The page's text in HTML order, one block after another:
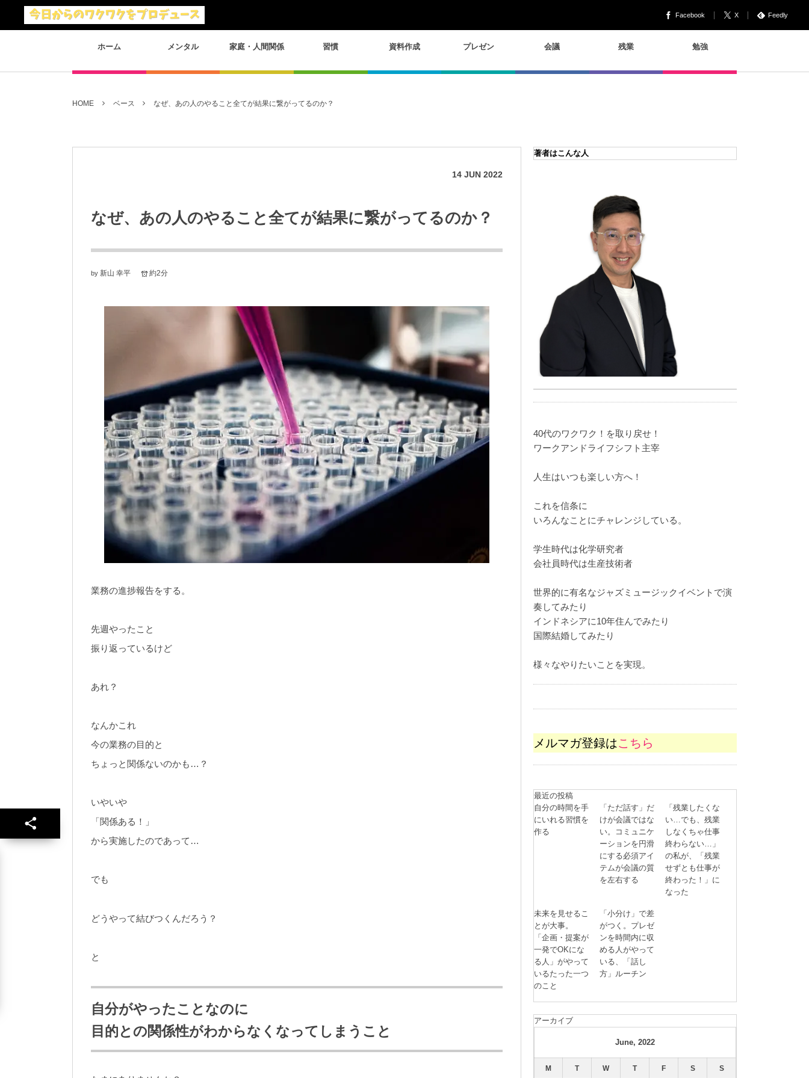
Facebook X Feedly
ホーム メンタル 家庭・人間関係 習慣 資料作成 プレゼン 会議 残業 勉強
HOME ベース なぜ、あの人のやること全てが結果に繋がってるのか？
14 JUN 2022
なぜ、あの人のやること全てが結果に繋がってるのか？
by 新山 幸平 約2分
業務の進捗報告をする。
先週やったこと
振り返っているけど
あれ？
なんかこれ
今の業務の目的と
ちょっと関係ないのかも…？
いやいや
「関係ある！」
から実施したのであって…
でも
どうやって結びつくんだろう？
と
自分がやったことなのに
目的との関係性がわからなくなってしまうこと
著者はこんな人
40代のワクワク！を取り戻せ！
ワークアンドライフシフト主宰
人生はいつも楽しい方へ！
これを信条に
いろんなことにチャレンジしている。
学生時代は化学研究者
会社員時代は生産技術者
世界的に有名なジャズミュージックイベントで演
奏してみたり
インドネシアに10年住んでみたり
国際結婚してみたり
様々なやりたいことを実現。
メルマガ登録はこちら
最近の投稿
自分の時間を手
にいれる習慣を
作る
「ただ話す」だ
けが会議ではな
い。コミュニケ
ーションを円滑
にする必須アイ
テムが会議の質
を左右する
「残業したくな
い…でも、残業
しなくちゃ仕事
終わらない…」
の私が、「残業
せずとも仕事が
終わった！」に
なった
未来を見せるこ
とが大事。
「企画・提案が
一発でOKにな
る人」がやって
いるたった一つ
のこと
「小分け」で差
がつく。プレゼ
ンを時間内に収
める人がやって
いる、「話し
方」ルーチン
アーカイブ
June, 2022
M T W T F S S